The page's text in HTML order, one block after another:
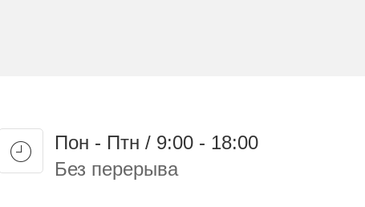
Пон - Птн / 9:00 - 18:00
Без перерыва